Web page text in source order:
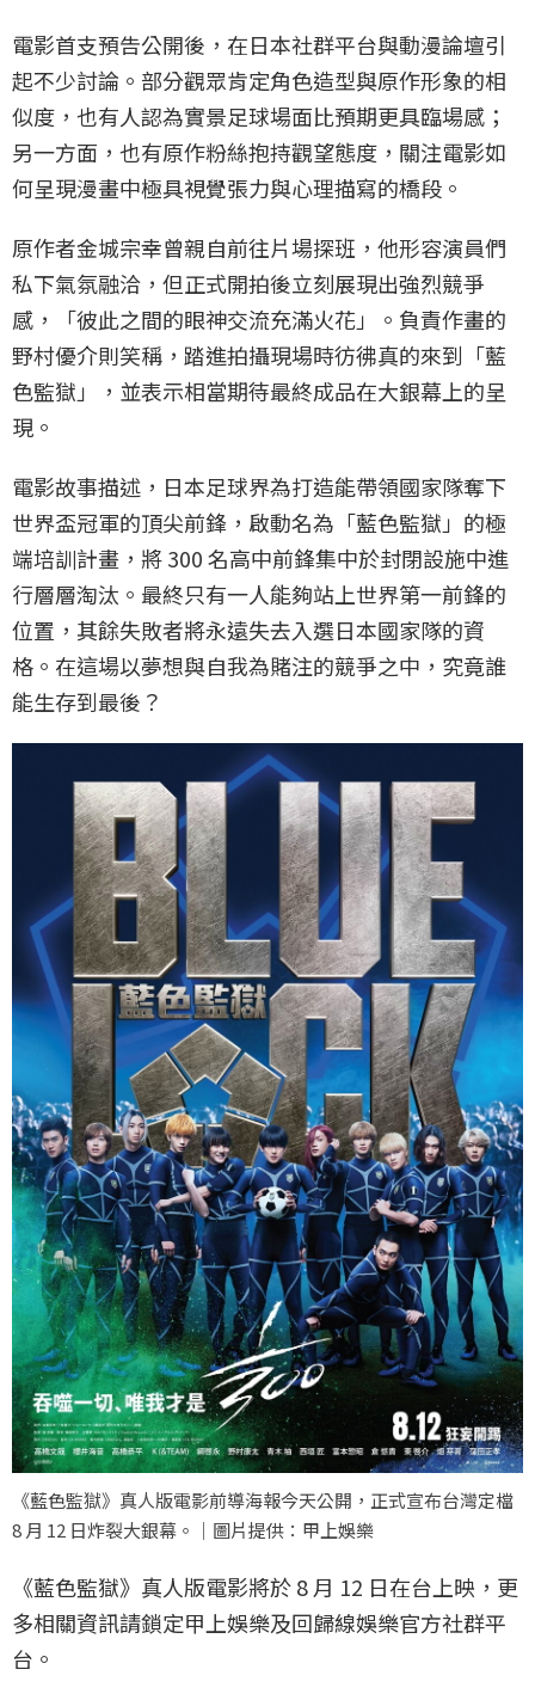
電影首支預告公開後，在日本社群平台與動漫論壇引
起不少討論。部分觀眾肯定角色造型與原作形象的相
似度，也有人認為實景足球場面比預期更具臨場感；
另一方面，也有原作粉絲抱持觀望態度，關注電影如
何呈現漫畫中極具視覺張力與心理描寫的橋段。
原作者金城宗幸曾親自前往片場探班，他形容演員們
私下氣氛融洽，但正式開拍後立刻展現出強烈競爭
感，「彼此之間的眼神交流充滿火花」。負責作畫的
野村優介則笑稱，踏進拍攝現場時彷彿真的來到「藍
色監獄」，並表示相當期待最終成品在大銀幕上的呈
現。
電影故事描述，日本足球界為打造能帶領國家隊奪下
世界盃冠軍的頂尖前鋒，啟動名為「藍色監獄」的極
端培訓計畫，將 300 名高中前鋒集中於封閉設施中進
行層層淘汰。最終只有一人能夠站上世界第一前鋒的
位置，其餘失敗者將永遠失去入選日本國家隊的資
格。在這場以夢想與自我為賭注的競爭之中，究竟誰
能生存到最後？
《藍色監獄》真人版電影前導海報今天公開，正式宣布台灣定檔
8 月 12 日炸裂大銀幕。｜圖片提供：甲上娛樂
《藍色監獄》真人版電影將於 8 月 12 日在台上映，更
多相關資訊請鎖定甲上娛樂及回歸線娛樂官方社群平
台。